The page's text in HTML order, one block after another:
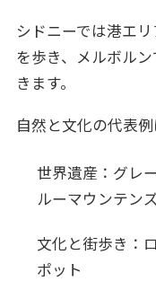
シドニーでは港エ
を歩き、メルボル
きます。
自然と文化の代表例
世界遺産：グレ
ルーマウンテン
文化と街歩き：
ポット